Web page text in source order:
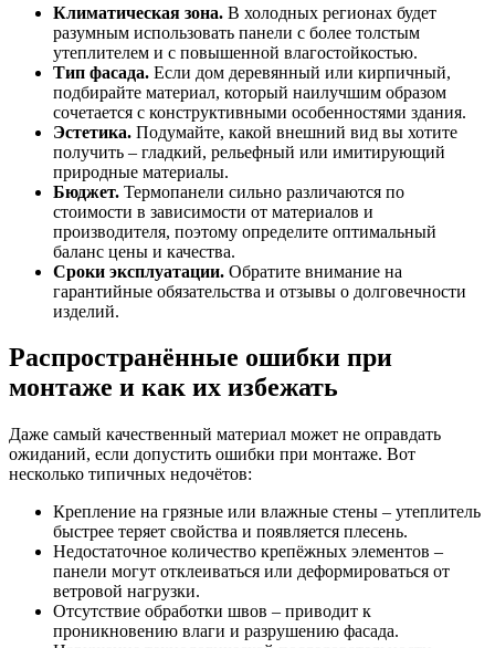
Климатическая зона. В холодных регионах будет
разумным использовать панели с более толстым
утеплителем и с повышенной влагостойкостью.
Тип фасада. Если дом деревянный или кирпичный,
подбирайте материал, который наилучшим образом
сочетается с конструктивными особенностями здания.
Эстетика. Подумайте, какой внешний вид вы хотите
получить – гладкий, рельефный или имитирующий
природные материалы.
Бюджет. Термопанели сильно различаются по
стоимости в зависимости от материалов и
производителя, поэтому определите оптимальный
баланс цены и качества.
Сроки эксплуатации. Обратите внимание на
гарантийные обязательства и отзывы о долговечности
изделий.
Распространённые ошибки при
монтаже и как их избежать
Даже самый качественный материал может не оправдать
ожиданий, если допустить ошибки при монтаже. Вот
несколько типичных недочётов:
Крепление на грязные или влажные стены – утеплитель
быстрее теряет свойства и появляется плесень.
Недостаточное количество крепёжных элементов –
панели могут отклеиваться или деформироваться от
ветровой нагрузки.
Отсутствие обработки швов – приводит к
проникновению влаги и разрушению фасада.